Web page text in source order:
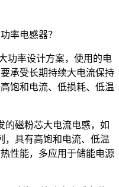
率电感器？
功率设计方案，使用的电
承受长期持续大电流保持
饱和电流、低损耗、低温
磁粉芯大电流电感，如
，具有高饱和电流、低温
性能，多应用于储能电源